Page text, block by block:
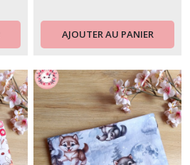
AJOUTER AU PANIER